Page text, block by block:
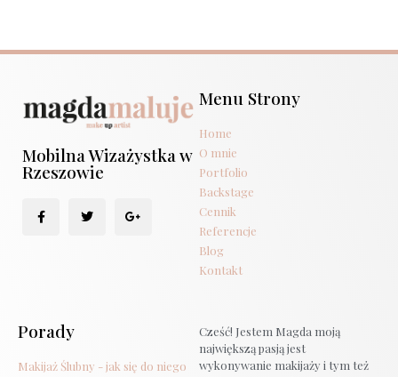
Mobilna Wizażystka w
Rzeszowie
Menu Strony
Home
O mnie
Portfolio
Backstage
Cennik
Referencje
Blog
Kontakt
Porady
Makijaż Ślubny - jak się do niego
Cześć! Jestem Magda moją
największą pasją jest
wykonywanie makijaży i tym też